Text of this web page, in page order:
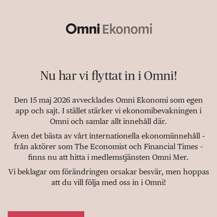
Nu har vi flyttat in i Omni!
Den 15 maj 2026 avvecklades Omni Ekonomi som egen
app och sajt. I stället stärker vi ekonomibevakningen i
Omni och samlar allt innehåll där.
Även det bästa av vårt internationella ekonomiinnehåll –
från aktörer som The Economist och Financial Times –
finns nu att hitta i medlemstjänsten Omni Mer.
Vi beklagar om förändringen orsakar besvär, men hoppas
att du vill följa med oss in i Omni!